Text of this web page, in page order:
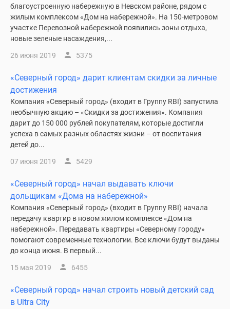
благоустроенную набережную в Невском районе, рядом с
жилым комплексом «Дом на набережной». На 150-метровом
участке Перевозной набережной появились зоны отдыха,
новые зеленые насаждения,...
26 июня 2019 5375
«Северный город» дарит клиентам скидки за личные
достижения
Компания «Северный город» (входит в Группу RBI) запустила
необычную акцию – «Скидки за достижения». Компания
дарит до 150 000 рублей покупателям, которые достигли
успеха в самых разных областях жизни – от воспитания
детей до...
07 июня 2019 5429
«Северный город» начал выдавать ключи
дольщикам «Дома на набережной»
Компания «Северный город» (входит в Группу RBI) начала
передачу квартир в новом жилом комплексе «Дом на
набережной». Передавать квартиры «Северному городу»
помогают современные технологии. Все ключи будут выданы
до конца июня. В первый...
15 мая 2019 6455
«Северный город» начал строить новый детский сад
в Ultra City